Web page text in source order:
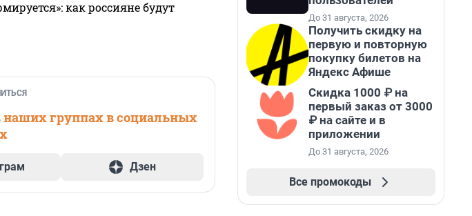
как россияне будут
группах в социальных
Дзен
До 31 августа, 2026
Получить скидку на
первую и повторную
покупку билетов на
Яндекс Афише
Скидка 1000 ₽ на
первый заказ от 3000
₽ на сайте и в
приложении
До 31 августа, 2026
Все промокоды